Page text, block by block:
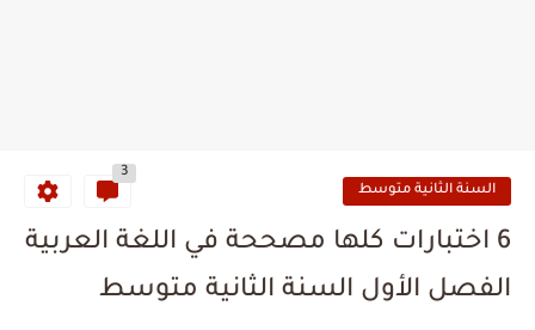
السنة الثانية متوسط
3
6 اختبارات كلها مصححة في اللغة العربية
الفصل الأول السنة الثانية متوسط